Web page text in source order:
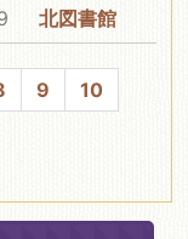
北図書館
9
10